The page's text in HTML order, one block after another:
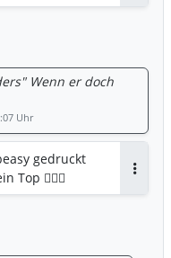
Wenn er doch
Uhr
gedruckt
Top 🤷🏽‍♂️